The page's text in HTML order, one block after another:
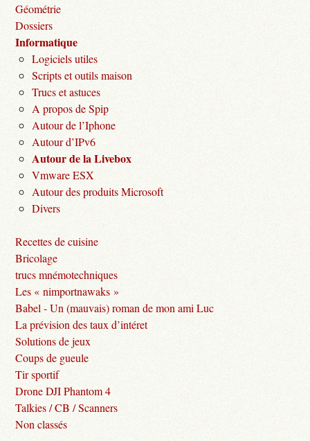
Géométrie
Dossiers
Informatique
Logiciels utiles
Scripts et outils maison
Trucs et astuces
A propos de Spip
Autour de l’Iphone
Autour d’IPv6
Autour de la Livebox
Vmware ESX
Autour des produits Microsoft
Divers
Recettes de cuisine
Bricolage
trucs mnémotechniques
Les « nimportnawaks »
Babel - Un (mauvais) roman de mon ami Luc
La prévision des taux d’intéret
Solutions de jeux
Coups de gueule
Tir sportif
Drone DJI Phantom 4
Talkies / CB / Scanners
Non classés